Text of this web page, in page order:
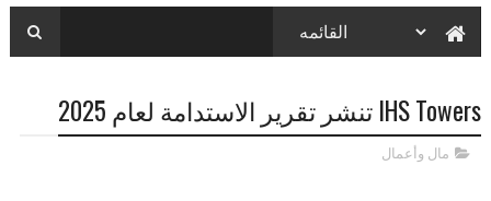
IHS Towers تنشر تقرير الاستدامة لعام 2025
مال وأعمال